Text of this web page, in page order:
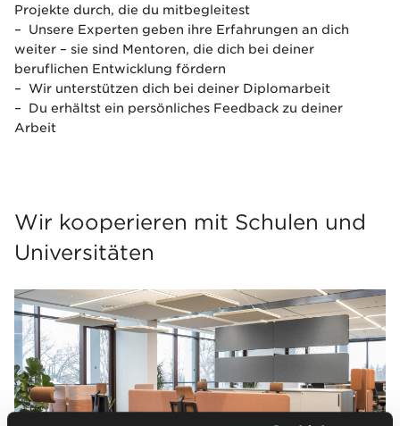
Projekte durch, die du mitbegleitest
– Unsere Experten geben ihre Erfahrungen an dich
weiter – sie sind Mentoren, die dich bei deiner
beruflichen Entwicklung fördern
– Wir unterstützen dich bei deiner Diplomarbeit
– Du erhältst ein persönliches Feedback zu deiner
Arbeit
Wir kooperieren mit Schulen und
Universitäten